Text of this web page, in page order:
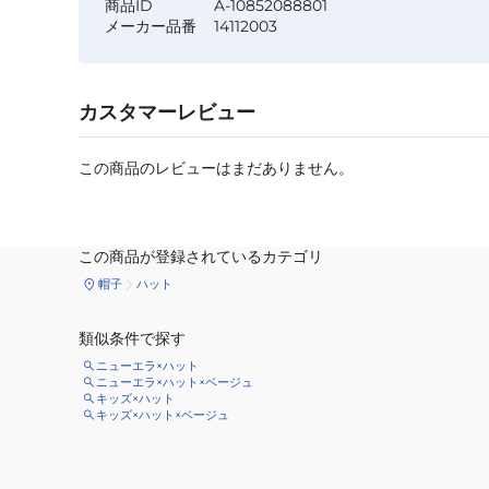
商品ID
A-10852088801
メーカー品番
14112003
カスタマーレビュー
この商品のレビューはまだありません。
この商品が登録されているカテゴリ
帽子 ハット
類似条件で探す
ニューエラ×ハット
ニューエラ×ハット×ベージュ
キッズ×ハット
キッズ×ハット×ベージュ